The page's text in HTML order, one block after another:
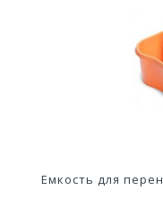
Универсальное
Емкость для